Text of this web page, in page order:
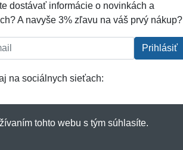
dostávať informácie o novinkách a
A navyše 3% zľavu na váš prvý nákup?
Prihlásiť
na sociálnych sieťach:
tohto webu s tým súhlasíte.